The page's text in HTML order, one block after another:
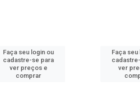
Faça seu login ou
cadastre-se para
ver preços e
comprar
Faça seu
ver